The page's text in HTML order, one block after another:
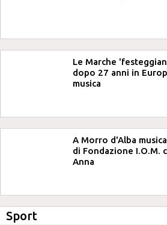
Le Marche
dopo 27 anni in
musica
A Morro d'Alba
di Fondazione I.O.M.
Anna
Sport